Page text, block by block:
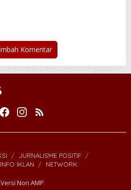
Komentar
JURNALISME POSITIF
INFO IKLAN NETWORK
Versi Non AMP